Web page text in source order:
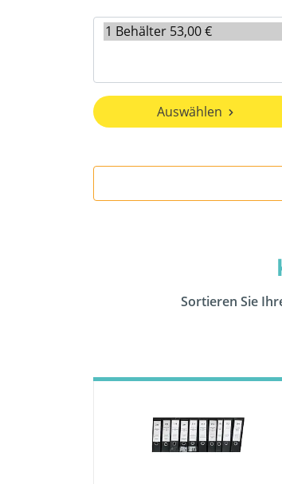
Auswählen
Sortieren Sie